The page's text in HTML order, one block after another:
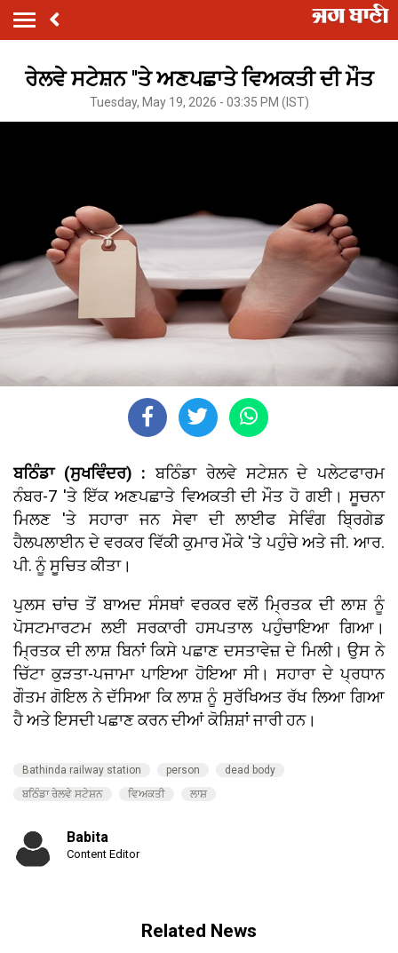
ਰੇਲਵੇ ਸਟੇਸ਼ਨ ''ਤੇ ਅਣਪਛਾਤੇ ਵਿਅਕਤੀ ਦੀ ਮੌਤ
Tuesday, May 19, 2026 - 03:35 PM (IST)
ਬਠਿੰਡਾ (ਸੁਖਵਿੰਦਰ) :ਬਠਿੰਡਾ ਰੇਲਵੇ ਸਟੇਸ਼ਨ ਦੇ ਪਲੇਟਫਾਰਮ
ਨੰਬਰ-7 'ਤੇ ਇੱਕ ਅਣਪਛਾਤੇ ਵਿਅਕਤੀ ਦੀ ਮੌਤ ਹੋ ਗਈ। ਸੂਚਨਾ
ਮਿਲਣ 'ਤੇ ਸਹਾਰਾ ਜਨ ਸੇਵਾ ਦੀ ਲਾਈਫ ਸੇਵਿੰਗ ਬ੍ਰਿਗੇਡ
ਹੈਲਪਲਾਈਨ ਦੇ ਵਰਕਰ ਵਿੱਕੀ ਕੁਮਾਰ ਮੌਕੇ 'ਤੇ ਪਹੁੰਚੇ ਅਤੇ ਜੀ. ਆਰ.
ਪੀ. ਨੂੰ ਸੂਚਿਤ ਕੀਤਾ।
ਪੁਲਸ ਚਾਂਚ ਤੋਂ ਬਾਅਦ ਸੰਸਥਾਂ ਵਰਕਰ ਵਲੋਂ ਮ੍ਰਿਤਕ ਦੀ ਲਾਸ਼ ਨੂੰ
ਪੋਸਟਮਾਰਟਮ ਲਈ ਸਰਕਾਰੀ ਹਸਪਤਾਲ ਪਹੁੰਚਾਇਆ ਗਿਆ।
ਮ੍ਰਿਤਕ ਦੀ ਲਾਸ਼ ਬਿਨਾਂ ਕਿਸੇ ਪਛਾਣ ਦਸਤਾਵੇਜ਼ ਦੇ ਮਿਲੀ। ਉਸ ਨੇ
ਚਿੱਟਾ ਕੁੜਤਾ-ਪਜਾਮਾ ਪਾਇਆ ਹੋਇਆ ਸੀ। ਸਹਾਰਾ ਦੇ ਪ੍ਰਧਾਨ
ਗੌਤਮ ਗੋਇਲ ਨੇ ਦੱਸਿਆ ਕਿ ਲਾਸ਼ ਨੂੰ ਸੁਰੱਖਿਅਤ ਰੱਖ ਲਿਆ ਗਿਆ
ਹੈ ਅਤੇ ਇਸਦੀ ਪਛਾਣ ਕਰਨ ਦੀਆਂ ਕੋਸ਼ਿਸ਼ਾਂ ਜਾਰੀ ਹਨ।
Bathinda railway station person
dead body
ਬਠਿੰਡਾ ਰੇਲਵੇ ਸਟੇਸ਼ਨ
ਵਿਅਕਤੀ ਲਾਸ਼
Babita
Content Editor
Related News